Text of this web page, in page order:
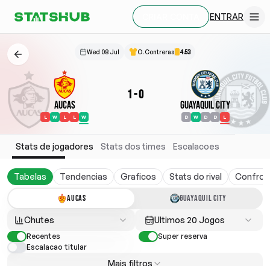
ENTRAR
Wed 08 Jul O. Contreras 4.53
Aucas
L W L L W
1-0
Guayaquil City
D W D D L
Stats de jogadores Stats dos times Escalacoes
Tabelas Tendencias Graficos Stats do rival
AUCAS GUAYAQUIL CITY
Chutes Ultimos 20 Jogos
Recentes
Super reserva
Escalacao titular
Mais filtros